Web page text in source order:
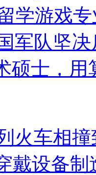
学游戏
军队坚
硕士，用
火车相
戴设备制